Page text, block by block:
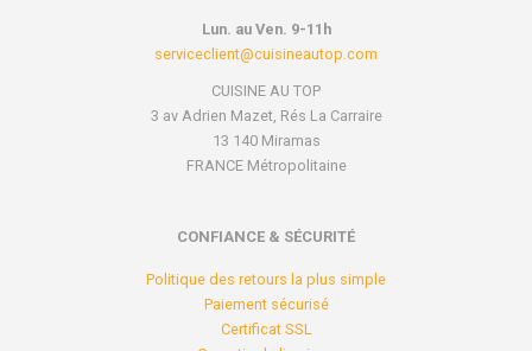
Lun. au Ven. 9-11h
serviceclient@cuisineautop.com
CUISINE AU TOP
3 av Adrien Mazet, Rés La Carraire
13 140 Miramas
FRANCE Métropolitaine
CONFIANCE & SÉCURITÉ
Politique des retours la plus simple
Paiement sécurisé
Certificat SSL